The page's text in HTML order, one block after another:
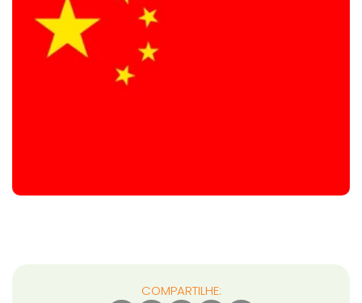
COMPARTILHE: